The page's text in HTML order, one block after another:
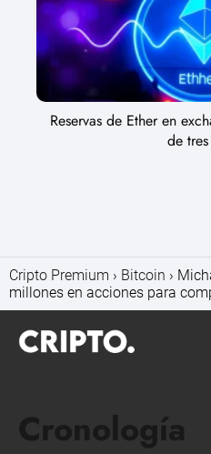
Reservas de Ether en
de
Cripto Premium Bitcoin
millones en acciones para
Cronología